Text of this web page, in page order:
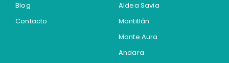
Blog
Contacto
Aldea Savia
Montitlán
Monte Aura
Andara